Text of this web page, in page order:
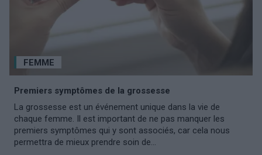
FEMME
Premiers symptômes de la grossesse
La grossesse est un événement unique dans la vie de
chaque femme. Il est important de ne pas manquer les
premiers symptômes qui y sont associés, car cela nous
permettra de mieux prendre soin de...